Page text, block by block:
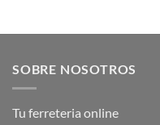
SOBRE NOSOTROS
Tu ferreteria online